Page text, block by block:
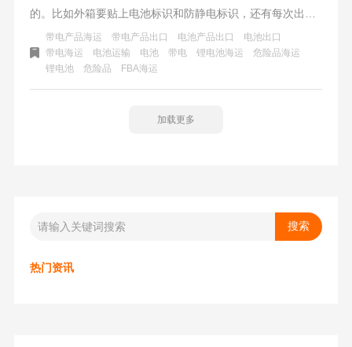
的。比如外箱要贴上电池标识和防静电标识，还有每次出货
量不能太多
带电产品海运 带电产品出口 电池产品出口
电池出口
带电海运
电池运输 电池 带电 锂电池海运
危险品海运
锂电池
危险品 ​FBA海运
加载更多
热门资讯